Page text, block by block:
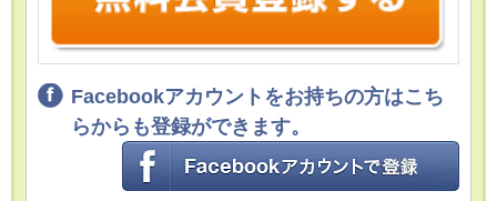
Facebookアカウントをお持ちの方はこち
らからも登録ができます。